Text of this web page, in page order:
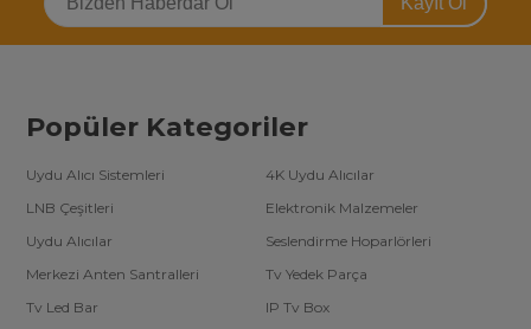
Popüler Kategoriler
Uydu Alıcı Sistemleri
4K Uydu Alıcılar
LNB Çeşitleri
Elektronik Malzemeler
Uydu Alıcılar
Seslendirme Hoparlörleri
Merkezi Anten Santralleri
Tv Yedek Parça
Tv Led Bar
IP Tv Box